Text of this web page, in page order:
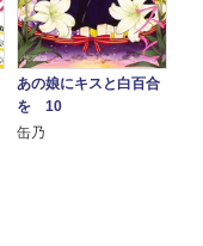
あの娘にキスと白百合
を 10
缶乃